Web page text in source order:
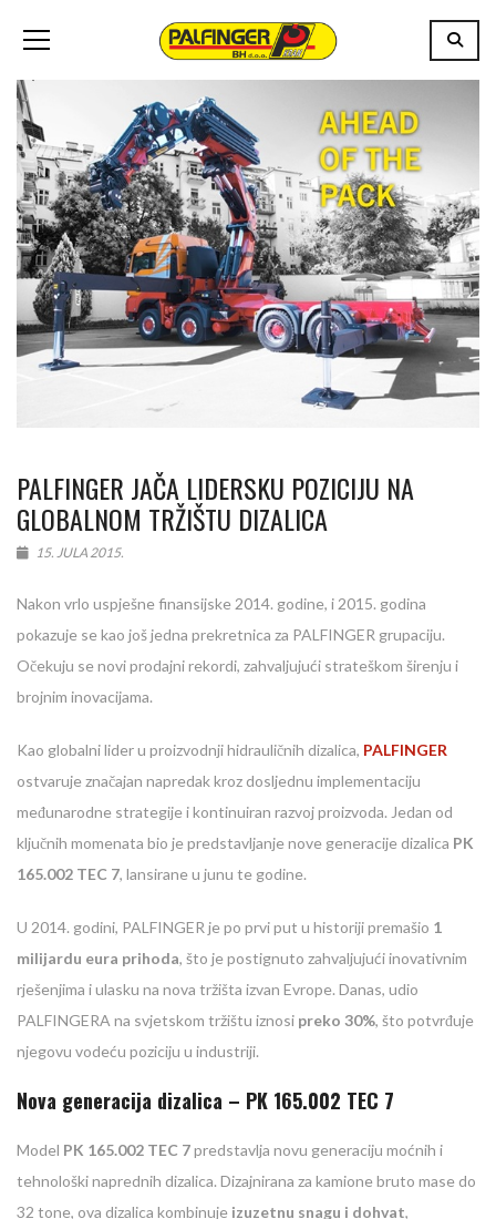
PALFINGER JAČA LIDERSKU POZICIJU NA
GLOBALNOM TRŽIŠTU DIZALICA
15. JULA 2015.
Nakon vrlo uspješne finansijske 2014. godine, i 2015. godina
pokazuje se kao još jedna prekretnica za PALFINGER grupaciju.
Očekuju se novi prodajni rekordi, zahvaljujući strateškom širenju i
brojnim inovacijama.
Kao globalni lider u proizvodnji hidrauličnih dizalica, PALFINGER
ostvaruje značajan napredak kroz dosljednu implementaciju
međunarodne strategije i kontinuiran razvoj proizvoda. Jedan od
ključnih momenata bio je predstavljanje nove generacije dizalica PK
165.002 TEC 7, lansirane u junu te godine.
U 2014. godini, PALFINGER je po prvi put u historiji premašio 1
milijardu eura prihoda, što je postignuto zahvaljujući inovativnim
rješenjima i ulasku na nova tržišta izvan Evrope. Danas, udio
PALFINGERA na svjetskom tržištu iznosi preko 30%, što potvrđuje
njegovu vodeću poziciju u industriji.
Nova generacija dizalica – PK 165.002 TEC 7
Model PK 165.002 TEC 7predstavlja novu generaciju moćnih i
tehnološki naprednih dizalica. Dizajnirana za kamione bruto mase do
32 tone, ova dizalica kombinuje izuzetnu snagu i dohvat,